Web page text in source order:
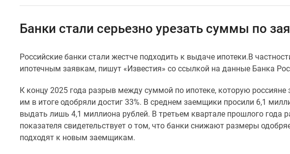
авторы
Апартаменты
Новостройки
Банки стали серьезно урезать суммы по
Российские банки стали жестче подходить к выдаче ипотеки.В
ипотечным заявкам, пишут «Известия» со ссылкой на данные Банка
К концу 2025 года разрыв между суммой по ипотеке, которую
им в итоге одобряли достиг 33%. В среднем заемщики просили 6,1
выдать лишь 4,1 миллиона рублей. В третьем квартале прошлого года
показателя свидетельствует о том, что банки снижают размеры
подходят к новым заемщикам.